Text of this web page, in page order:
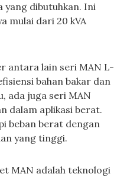
yang dibutuhkan. Ini
mulai dari 20 kVA
antara lain seri MAN L-
bahan bakar dan
ada juga seri MAN
dalam aplikasi berat.
beban berat dengan
yang tinggi.
MAN adalah teknologi